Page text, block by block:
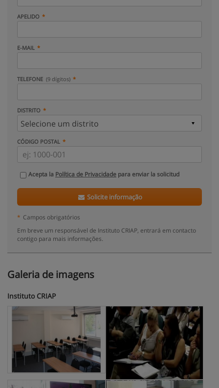
APELIDO
E-MAIL
TELEFONE (9 dígitos)
DISTRITO
CÓDIGO POSTAL
Acepta la Política de Privacidade para enviar la solicitud
Solicite informação
* Campos obrigatórios
Em breve um responsável de Instituto CRIAP, entrará em contacto
contigo para mais informações.
Galeria de imagens
Instituto CRIAP